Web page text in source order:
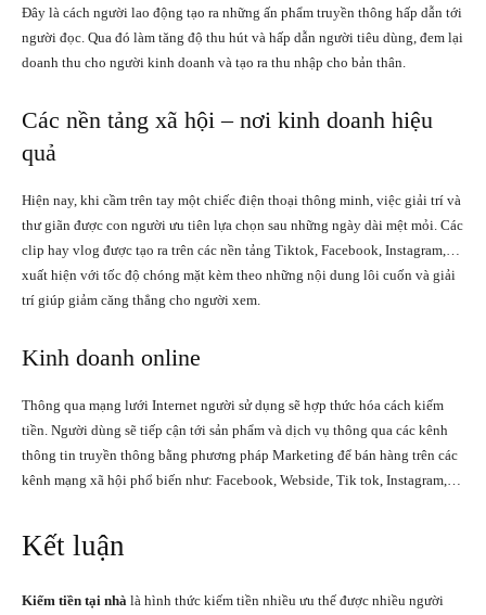
Đây là cách người lao động tạo ra những ấn phẩm truyền thông hấp dẫn tới
người đọc. Qua đó làm tăng độ thu hút và hấp dẫn người tiêu dùng, đem lại
doanh thu cho người kinh doanh và tạo ra thu nhập cho bản thân.
Các nền tảng xã hội – nơi kinh doanh hiệu
quả
Hiện nay, khi cầm trên tay một chiếc điện thoại thông minh, việc giải trí và
thư giãn được con người ưu tiên lựa chọn sau những ngày dài mệt mỏi. Các
clip hay vlog được tạo ra trên các nền tảng Tiktok, Facebook, Instagram,…
xuất hiện với tốc độ chóng mặt kèm theo những nội dung lôi cuốn và giải
trí giúp giảm căng thẳng cho người xem.
Kinh doanh online
Thông qua mạng lưới Internet người sử dụng sẽ hợp thức hóa cách kiếm
tiền. Người dùng sẽ tiếp cận tới sản phẩm và dịch vụ thông qua các kênh
thông tin truyền thông bằng phương pháp Marketing để bán hàng trên các
kênh mạng xã hội phổ biến như: Facebook, Webside, Tik tok, Instagram,…
Kết luận
Kiếm tiền tại nhà là hình thức kiếm tiền nhiều ưu thế được nhiều người